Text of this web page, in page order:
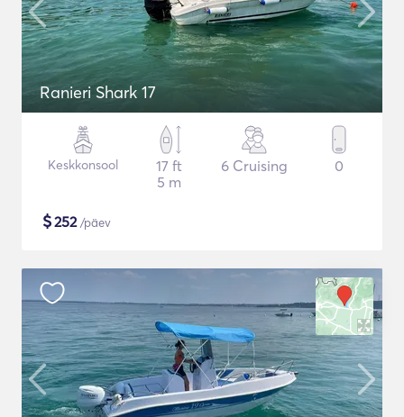
Ranieri Shark 17
Keskkonsool
17 ft
5 m
6 Cruising 0
$252/päev